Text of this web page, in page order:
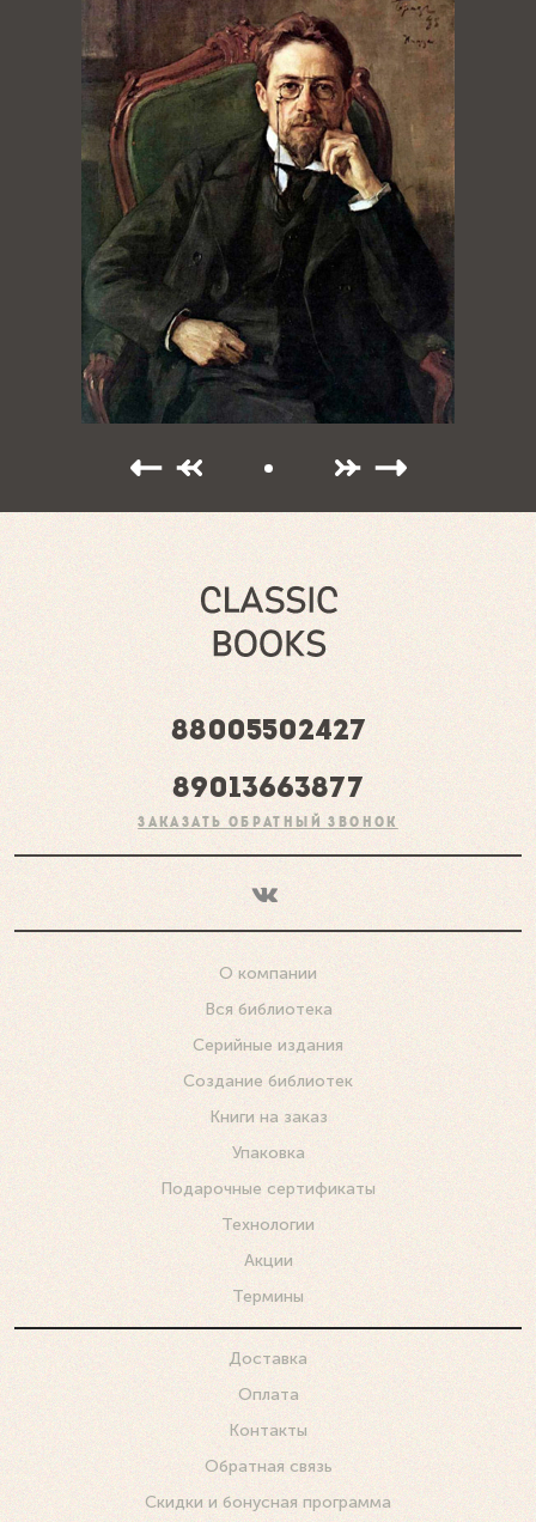
88005502427
89013663877
ЗАКАЗАТЬ ОБРАТНЫЙ ЗВОНОК
О компании
Вся библиотека
Серийные издания
Создание библиотек
Книги на заказ
Упаковка
Подарочные сертификаты
Технологии
Акции
Термины
Доставка
Оплата
Контакты
Обратная связь
Скидки и бонусная программа